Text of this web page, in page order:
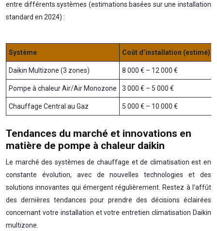
entre différents systèmes (estimations basées sur une installation
standard en 2024) :
Système Coût d’installation (estimé)
Daikin Multizone (3 zones) 8 000 € – 12 000 €
Pompe à chaleur Air/Air Monozone 3 000 € – 5 000 €
Chauffage Central au Gaz 5 000 € – 10 000 €
Tendances du marché et innovations en
matière de pompe à chaleur daikin
Le marché des systèmes de chauffage et de climatisation est en
constante évolution, avec de nouvelles technologies et des
solutions innovantes qui émergent régulièrement. Restez à l’affût
des dernières tendances pour prendre des décisions éclairées
concernant votre installation et votre entretien climatisation Daikin
multizone.